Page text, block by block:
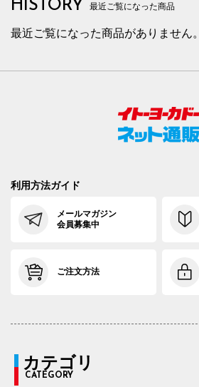
HISTORY 最近ご覧になった商品
最近ご覧になった商品がありません。
利用方法ガイド
メールマガジン
会員募集中
ご注文方法
カテゴリ
CATEGORY